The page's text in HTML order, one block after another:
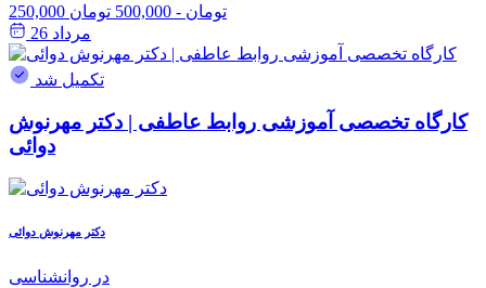
250,000 تومان - 500,000 تومان
مرداد 26
تکمیل شد
کارگاه تخصصی آموزشی روابط عاطفی | دکتر مهرنوش
دوائی
دکتر مهرنوش دوائی
در روانشناسی